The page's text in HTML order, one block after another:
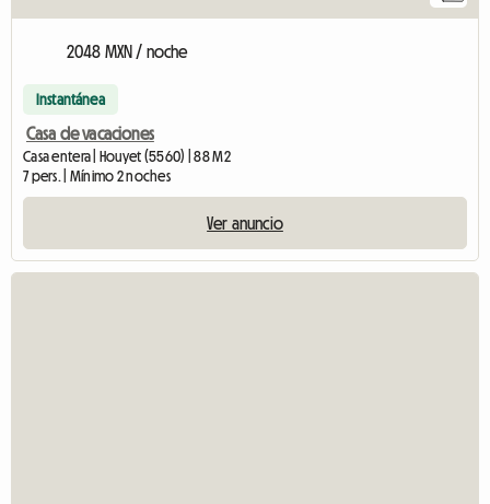
2048 MXN / noche
Instantánea
Casa de vacaciones
Casa entera | Houyet (5560) | 88 M2
7 pers. | Mínimo 2 noches
Ver anuncio